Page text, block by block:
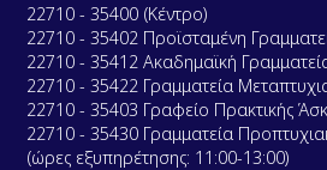
22710 - 35400 (Κέντρο)
22710 - 35402 Προϊσταμένη
22710 - 35412 Ακαδημαϊκή
22710 - 35422 Γραμματεία
22710 - 35403 Γραφείο Πρακτικής
22710 - 35430 Γραμματεία
(ώρες εξυπηρέτησης: 11:00-13:00)